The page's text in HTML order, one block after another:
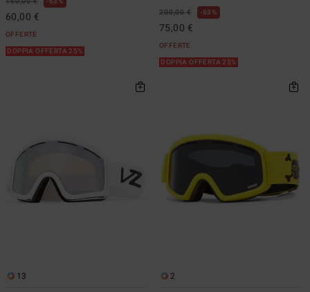
60,00 €
OFFERTE
DOPPIA OFFERTA 25%
200,00 € 63%
75,00 €
OFFERTE
DOPPIA OFFERTA 25%
13
2